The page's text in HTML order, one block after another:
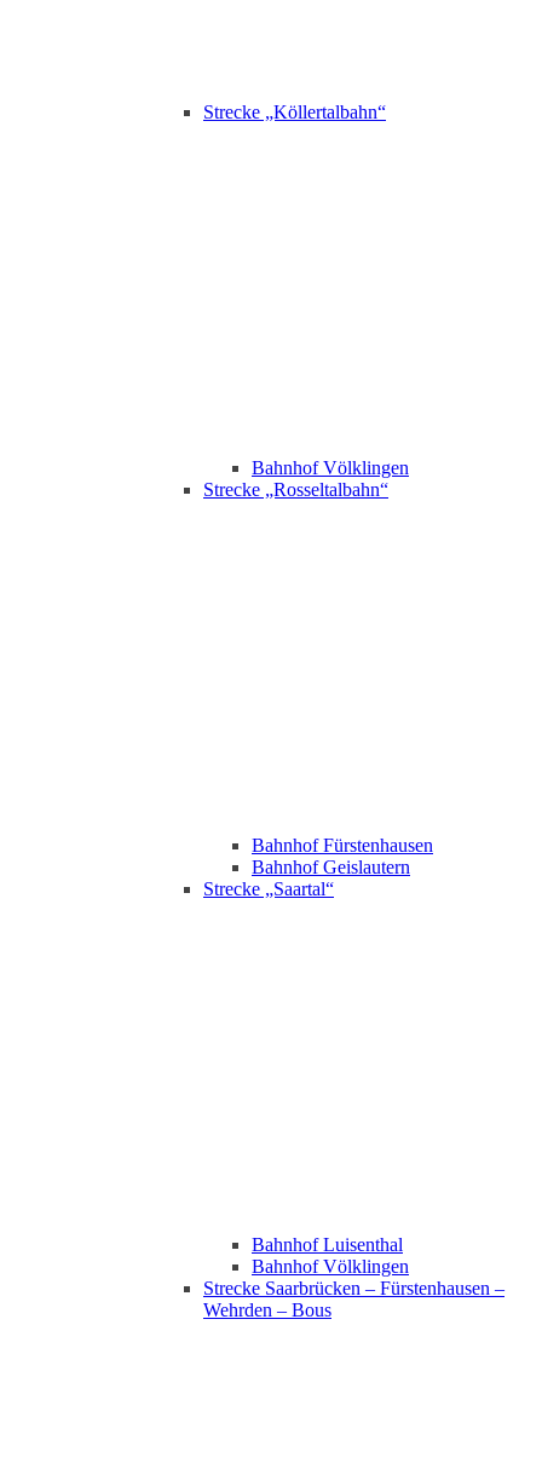
Strecke „Köllertalbahn“
Bahnhof Völklingen
Strecke „Rosseltalbahn“
Bahnhof Fürstenhausen
Bahnhof Geislautern
Strecke „Saartal“
Bahnhof Luisenthal
Bahnhof Völklingen
Strecke Saarbrücken – Fürstenhausen –
Wehrden – Bous